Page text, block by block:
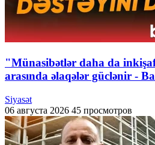
"Münasibətlər daha da
arasında əlaqələr güclənir -
Siyasət
06 августа 2026 45 просмотров